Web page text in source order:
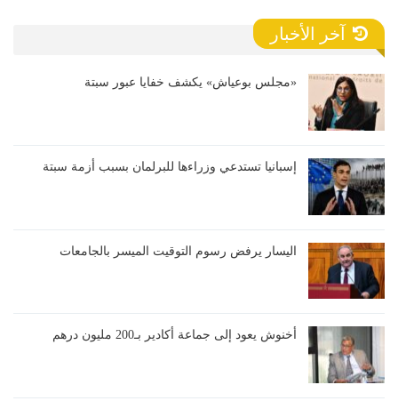
آخر الأخبار
«مجلس بوعياش» يكشف خفايا عبور سبتة
إسبانيا تستدعي وزراءها للبرلمان بسبب أزمة سبتة
اليسار يرفض رسوم التوقيت الميسر بالجامعات
أخنوش يعود إلى جماعة أكادير بـ200 مليون درهم